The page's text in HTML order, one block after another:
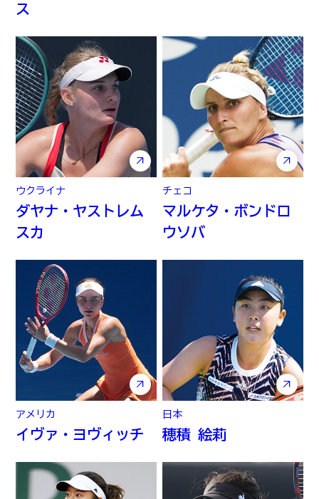
ス
ウクライナ
ダヤナ・ヤストレム
スカ
チェコ
マルケタ・ボンドロ
ウソバ
アメリカ
イヴァ・ヨヴィッチ
日本
穂積 絵莉